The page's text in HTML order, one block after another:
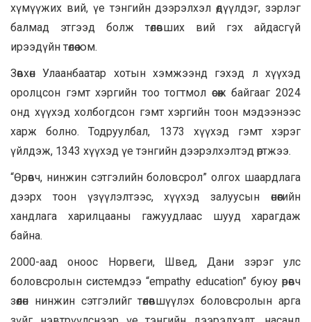
хүмүүжих вий, үе тэнгийн дээрэлхэл өдүүлдэг, зэрлэг
балмад этгээд болж төлөвших вий гэх айдасгүй
ирээдүйн төлөө юм.
Зөвхөн Улаанбаатар хотын хэмжээнд гэхэд л хүүхэд
оролцсон гэмт хэргийн тоо тогтмол өсөж байгааг 2024
онд хүүхэд холбогдсон гэмт хэргийн тоон мэдээнээс
харж болно. Тодруулбал, 1373 хүүхэд гэмт хэрэг
үйлдэж, 1343 хүүхэд үе тэнгийн дээрэлхэлтэд өртжээ.
“Өрөвч, нинжин сэтгэлийн боловсрол” олгох шаардлага
дээрх тоон үзүүлэлтээс, хүүхэд залуусын өнөөгийн
хандлага харилцааны гажуудлаас шууд харагдаж
байна.
2000-аад оноос Норвеги, Швед, Дани зэрэг улс
боловсролын системдээ “empathy education” буюу өрөвч
зөөлөн нинжин сэтгэлийг төлөвшүүлэх боловсролын арга